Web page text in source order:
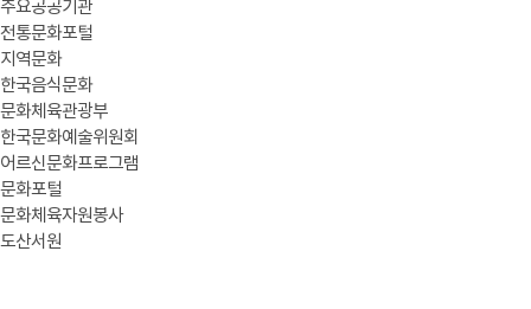
주요공공기관
전통문화포털
지역문화
한국음식문화
문화체육관광부
한국문화예술위원회
어르신문화프로그램
문화포털
문화체육자원봉사
도산서원